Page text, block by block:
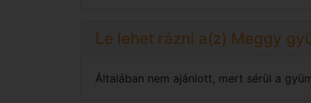
Le lehet rázni a(z) Meggy
Általában nem ajánlott, mert sérül a